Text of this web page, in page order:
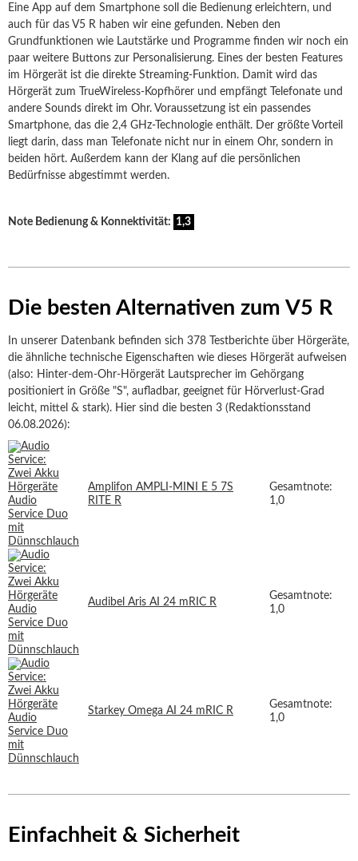
Eine App auf dem Smartphone soll die Bedienung erleichtern, und
auch für das V5 R haben wir eine gefunden. Neben den
Grundfunktionen wie Lautstärke und Programme finden wir noch ein
paar weitere Buttons zur Personalisierung. Eines der besten Features
im Hörgerät ist die direkte Streaming-Funktion. Damit wird das
Hörgerät zum TrueWireless-Kopfhörer und empfängt Telefonate und
andere Sounds direkt im Ohr. Voraussetzung ist ein passendes
Smartphone, das die 2,4 GHz-Technologie enthält. Der größte Vorteil
liegt darin, dass man Telefonate nicht nur in einem Ohr, sondern in
beiden hört. Außerdem kann der Klang auf die persönlichen
Bedürfnisse abgestimmt werden.
Note Bedienung & Konnektivität: 1,3
Die besten Alternativen zum V5 R
In unserer Datenbank befinden sich 378 Testberichte über Hörgeräte,
die ähnliche technische Eigenschaften wie dieses Hörgerät aufweisen
(also: Hinter-dem-Ohr-Hörgerät Lautsprecher im Gehörgang
positioniert in Größe "S", aufladbar, geeignet für Hörverlust-Grad
leicht, mittel & stark). Hier sind die besten 3 (Redaktionsstand
06.08.2026):
Amplifon AMPLI-MINI E 5 7S
RITE R
Gesamtnote:
1,0
Audibel Aris AI 24 mRIC R
Gesamtnote:
1,0
Starkey Omega AI 24 mRIC R
Gesamtnote:
1,0
Einfachheit & Sicherheit